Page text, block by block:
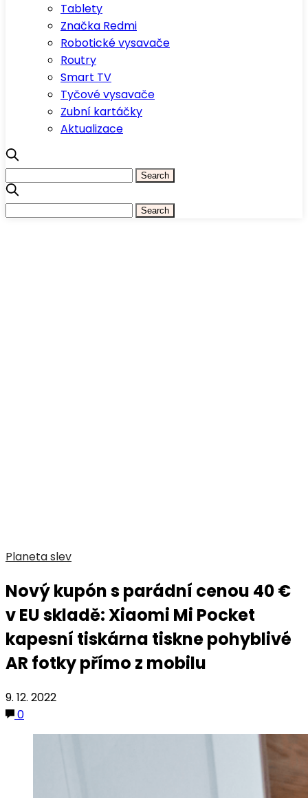
Tablety
Značka Redmi
Robotické vysavače
Routry
Smart TV
Tyčové vysavače
Zubní kartáčky
Aktualizace
Planeta slev
Nový kupón s parádní cenou 40 €
v EU skladě: Xiaomi Mi Pocket
kapesní tiskárna tiskne pohyblivé
AR fotky přímo z mobilu
9. 12. 2022
0